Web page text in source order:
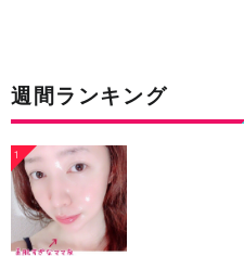
週間ランキング
1